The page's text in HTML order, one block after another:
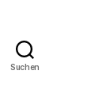
Suchen